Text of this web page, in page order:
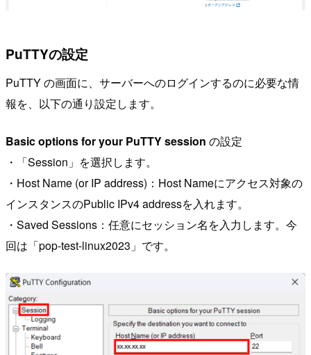
PuTTYの設定
PuTTY の画面に、サーバーへのログインするのに必要な情
報を、以下の通り設定します。
Basic options for your PuTTY session の設定
・「Session」を選択します。
・Host Name (or IP address)：Host Nameにアクセス対象の
インスタンスのPublic IPv4 addressを入れます。
・Saved Sessions：任意にセッション名を入力します。今
回は「pop-test-linux2023」です。